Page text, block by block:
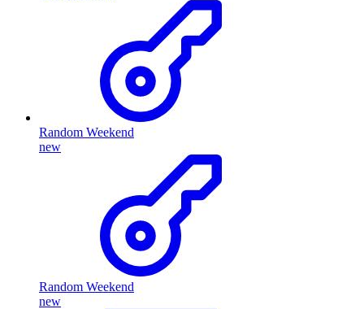
Random Weekend
new
Random Weekend
new